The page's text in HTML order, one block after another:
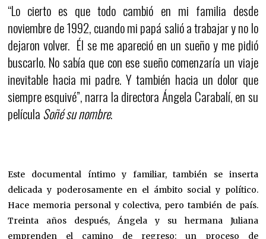
“Lo cierto es que todo cambió en mi familia desde
noviembre de 1992, cuando mi papá salió a trabajar y no lo
dejaron volver. Él se me apareció en un sueño y me pidió
buscarlo. No sabía que con ese sueño comenzaría un viaje
inevitable hacia mi padre. Y también hacia un dolor que
siempre esquivé”, narra la directora Ángela Carabalí, en su
películaSoñé su nombre.
Este documental íntimo y familiar, también se inserta
delicada y poderosamente en el ámbito social y político.
Hace memoria personal y colectiva, pero también de país.
Treinta años después, Ángela y su hermana Juliana
emprenden el camino de regreso: un proceso de